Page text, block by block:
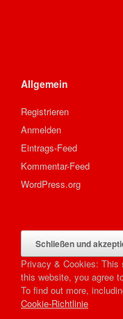
Allgemein
Registrieren
Anmelden
Eintrags-Feed
Kommentar-Feed
WordPress.org
Privacy & Cookies:
this website, you agree
To find out more,
Cookie-Richtlinie